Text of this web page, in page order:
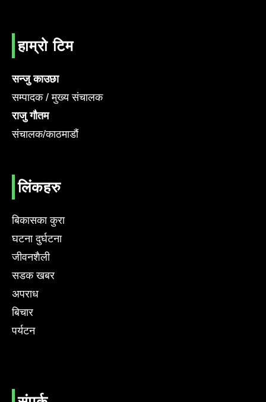
हाम्रो टिम
सन्जु काउछा
सम्पादक / मुख्य संचालक
राजु गौतम
संचालक/काठमाडौं
लिंकहरु
बिकासका कुरा
घटना दुर्घटना
जीवनशैली
सडक खबर
अपराध
बिचार
पर्यटन